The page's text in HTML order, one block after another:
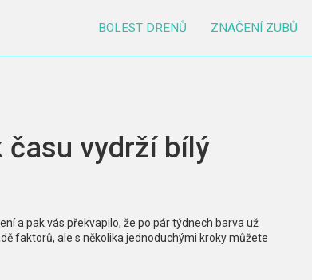
BOLEST DRENŮ ZNAČENÍ ZUBŮ
času vydrží bílý
a pak vás překvapilo, že po pár týdnech barva už
faktorů, ale s několika jednoduchými kroky můžete